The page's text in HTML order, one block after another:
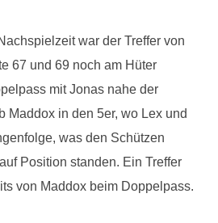
war der Treffer von
67 und 69 noch am Hüter
mit Jonas nahe der
Maddox in den 5er, wo Lex und
was den Schützen
Position standen. Ein Treffer
von Maddox beim Doppelpass.